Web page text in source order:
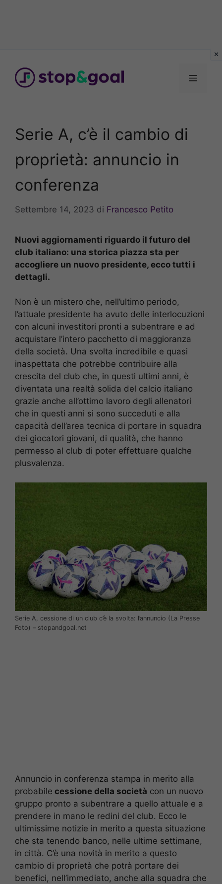
contenuto
Menu
Serie A, c’è il cambio di
proprietà: annuncio in
conferenza
Settembre 14, 2023 di Francesco Petito
Nuovi aggiornamenti riguardo il futuro del
club italiano: una storica piazza sta per
accogliere un nuovo presidente, ecco tutti i
dettagli.
Non è un mistero che, nell’ultimo periodo,
l’attuale presidente ha avuto delle interlocuzioni
con alcuni investitori pronti a subentrare e ad
acquistare l’intero pacchetto di maggioranza
della società. Una svolta incredibile e quasi
inaspettata che potrebbe contribuire alla
crescita del club che, in questi ultimi anni, è
diventata una realtà solida del calcio italiano
grazie anche all’ottimo lavoro degli allenatori
che in questi anni si sono succeduti e alla
capacità dell’area tecnica di portare in squadra
dei giocatori giovani, di qualità, che hanno
permesso al club di poter effettuare qualche
plusvalenza.
Serie A, cessione di un club c’è la svolta: l’annuncio (La Presse
Foto) – stopandgoal.net
Annuncio in conferenza stampa in merito alla
probabile cessione della società con un nuovo
gruppo pronto a subentrare a quello attuale e a
prendere in mano le redini del club. Ecco le
ultimissime notizie in merito a questa situazione
che sta tenendo banco, nelle ultime settimane,
in città. C’è una novità in merito a questo
cambio di proprietà che potrà portare dei
benefici, nell’immediato, anche alla squadra che